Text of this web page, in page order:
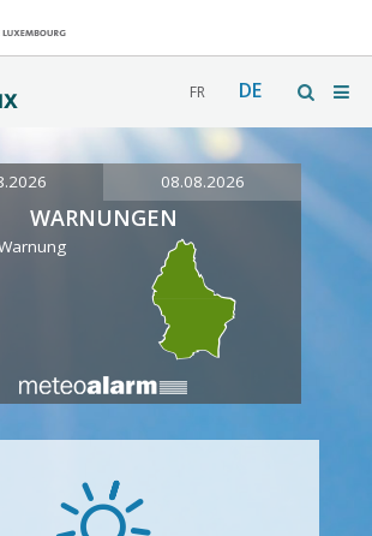
FR DE
08.08.2026
WARNUNGEN